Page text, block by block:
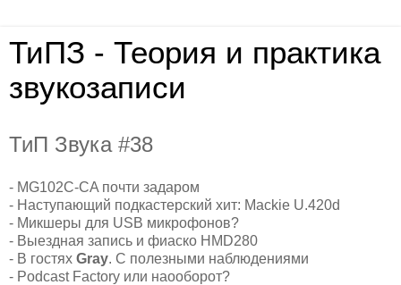
ТиПЗ - Теория и практика
звукозаписи
ТиП Звука #38
- MG102C-CA почти задаром
- Наступающий подкастерский хит: Mackie U.420d
- Микшеры для USB микрофонов?
- Выездная запись и фиаско HMD280
- В гостях Gray. С полезными наблюдениями
- Podcast Factory или наооборот?